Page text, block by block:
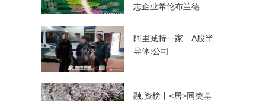
志企业希伦布兰德
阿里减持一家—A股半
导体:公司
融.资榜丨<居>同类基